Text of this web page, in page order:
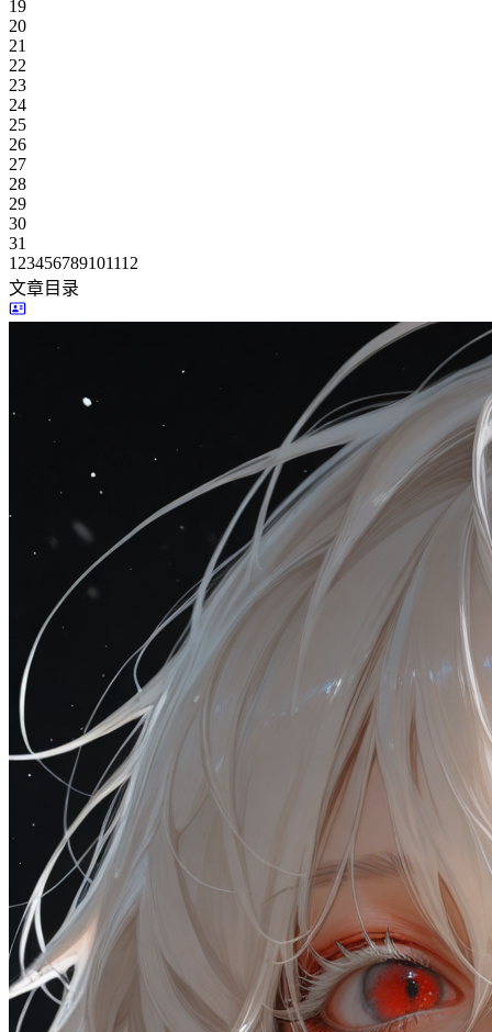
19
20
21
22
23
24
25
26
27
28
29
30
31
1 23456789101112
文章目录